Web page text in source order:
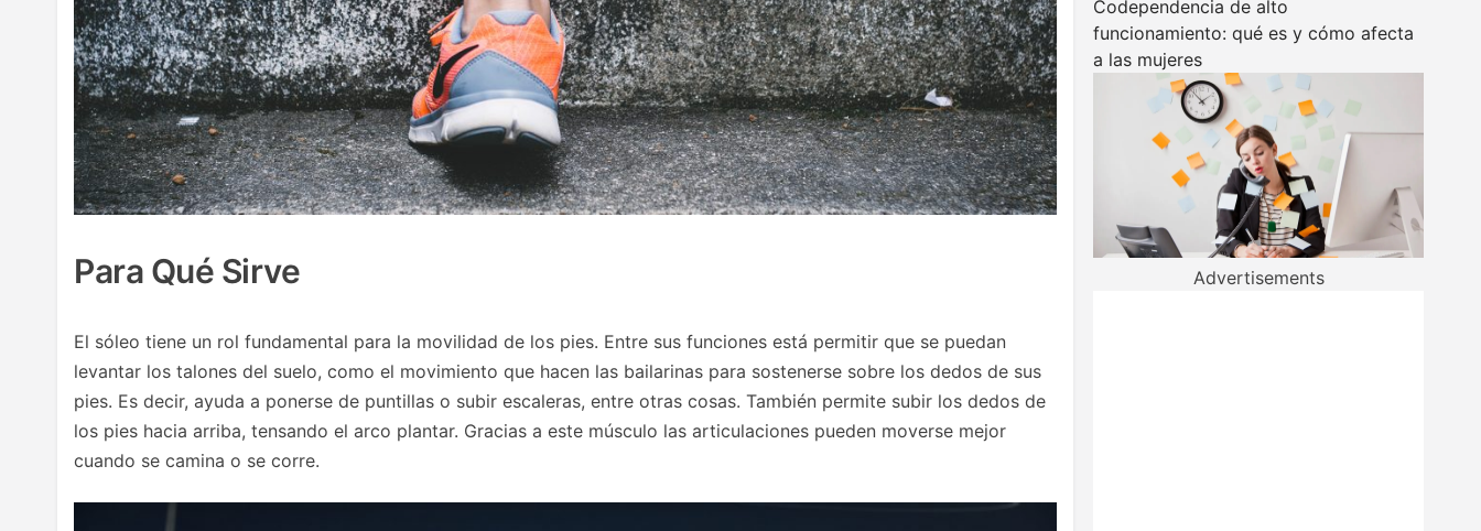
Para Qué Sirve
El sóleo tiene un rol fundamental para la movilidad de los pies. Entre sus funciones está permitir que se puedan
levantar los talones del suelo, como el movimiento que hacen las bailarinas para sostenerse sobre los dedos de sus
pies. Es decir, ayuda a ponerse de puntillas o subir escaleras, entre otras cosas. También permite subir los dedos de
los pies hacia arriba, tensando el arco plantar. Gracias a este músculo las articulaciones pueden moverse mejor
cuando se camina o se corre.
Codependencia de alto
funcionamiento: qué es y cómo afecta
a las mujeres
Advertisements